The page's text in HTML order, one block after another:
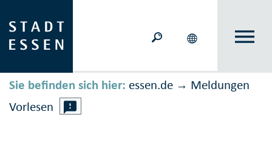
Sie befinden sich hier: essen.de → Meldungen
Vorlesen